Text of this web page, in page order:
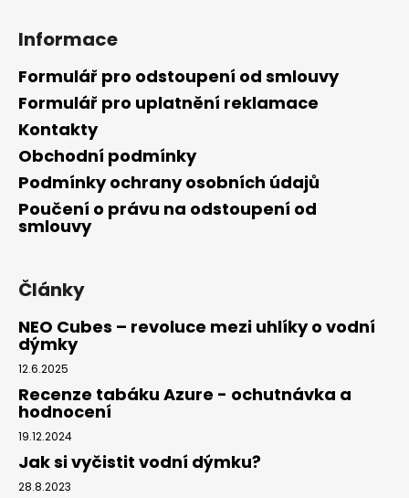
Informace
Formulář pro odstoupení od smlouvy
Formulář pro uplatnění reklamace
Kontakty
Obchodní podmínky
Podmínky ochrany osobních údajů
Poučení o právu na odstoupení od
smlouvy
Články
NEO Cubes – revoluce mezi uhlíky o vodní
dýmky
12.6.2025
Recenze tabáku Azure - ochutnávka a
hodnocení
19.12.2024
Jak si vyčistit vodní dýmku?
28.8.2023